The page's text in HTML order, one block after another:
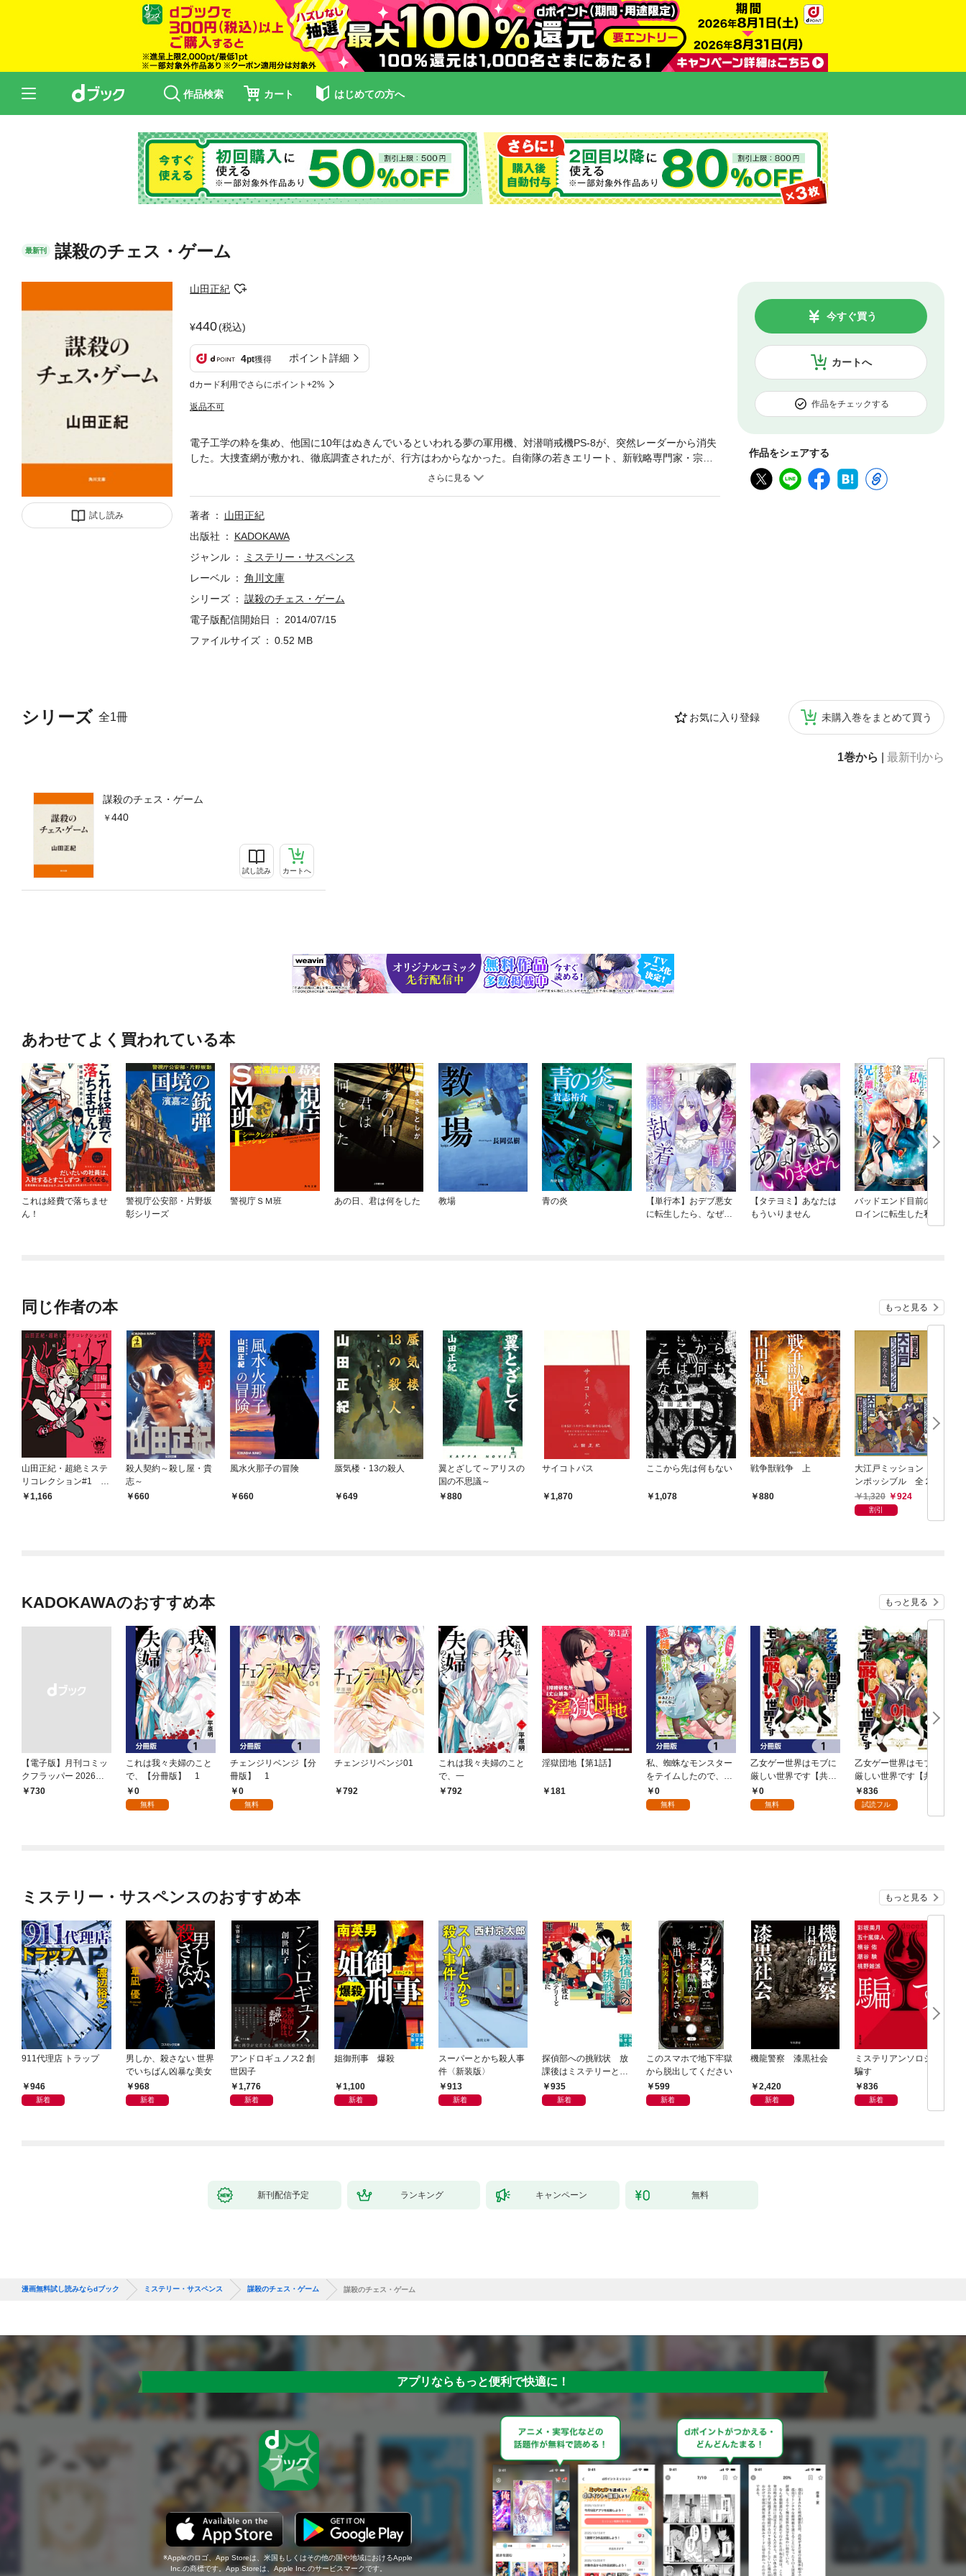
作品検索 カート はじめての方へ
最新刊 謀殺のチェス・ゲーム
試し読み
山田正紀
440(税込)
4pt獲得 ポイント詳細
dカード利用でさらにポイント+2%
返品不可
カートへ
今すぐ買う
作品をチェックする
作品をシェアする
シリーズ 全1冊 お気に入り登録 未購入巻をまとめて買う
1巻から 最新刊から
謀殺のチェス・ゲーム
440
試し読み カートへ
電子工学の粋を集め、他国に10年はぬきんでいるといわれる夢の軍用機、対潜哨戒機PS-8が、突然レーダーから消失
した。大捜査網が敷かれ、徹底調査されたが、行方はわからなかった。自衛隊の若きエリート、新戦略専門家・宗像
は、この事件の背後に、ゲーム理論の天才ではあるが、アル中で脱落した元同僚・藤野の影をみる。国家的な機密を
著者
山田正紀
出版社
KADOKAWA
ジャンル
ミステリー・サスペンス
レーベル
角川文庫
シリーズ
謀殺のチェス・ゲーム
電子版配信開始日
2014/07/15
ファイルサイズ
0.52 MB
あわせてよく買われている本
これは経費で落ちませ
ん！
警視庁公安部・片野坂
彰シリーズ
警視庁ＳＭ班 あの日、君は何をした 教場 青の炎
【単行本】おデブ悪女
に転生したら、なぜか
【タテヨミ】あなたは
もういりません
バッドエンド目前のヒ
ロインに転生した私、
今世では恋愛するつも
同じ作者の本 もっと見る
山田正紀・超絶ミステ
リコレクション#1 妖
鳥1,166
殺人契約～殺し屋・貴
志～
660
風水火那子の冒険
660
蜃気楼・13の殺人
649
翼とざして～アリスの
国の不思議～
880
サイコトパス
1,870
ここから先は何もない
1,078
戦争獣戦争 上
880
大江戸ミッション・イ
ンポッシブル 全２巻
合本版
1,320 924
割引
KADOKAWAのおすすめ本 もっと見る
【電子版】月刊コミッ
クフラッパー 2026年9
月号
￥730
これは我々夫婦のこと
で、【分冊版】 1
0
無料
チェンジリベンジ【分
冊版】 1
0
無料
チェンジリベンジ01
792
これは我々夫婦のこと
で、一
792
淫獄団地【第1話】
181
私、蜘蛛なモンスター
をテイムしたので、ス
パイダーシルクで裁縫
を頑張ります！【分冊
0
無料
乙女ゲー世界はモブに
厳しい世界です【共和
国編】【分冊版】 1
0
無料
乙女ゲー世界はモブに
厳しい世界です【共和
国編】 ０１
836
試読フル
ミステリー・サスペンスのおすすめ本 もっと見る
911代理店 トラップ
946
新着
男しか、殺さない 世界
でいちばん凶暴な美女
968
新着
アンドロギュノス2 創
世因子
1,776
新着
姐御刑事 爆殺
1,100
新着
スーパーとかち殺人事
件〈新装版〉
913
新着
探偵部への挑戦状 放
課後はミステリーとと
もに 新装版
935
新着
このスマホで地下牢獄
から脱出してください
599
新着
機龍警察 漆黒社会
2,420
新着
ミステリアンソロジー
騙す
836
新着
新刊配信予定 ランキング キャンペーン 無料
漫画無料試し読みならdブック ミステリー・サスペンス 謀殺のチェス・ゲーム 謀殺のチェス・ゲーム
アプリならもっと便利で快適に！
Appleのロゴ、App Storeは、米国もしくはその他の国や地域におけるApple
Inc.の商標です。App Storeは、Apple Inc.のサービスマークです。